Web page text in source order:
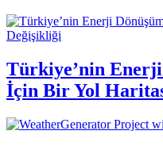
Değişikliği
Türkiye’nin
İçin Bir Yol